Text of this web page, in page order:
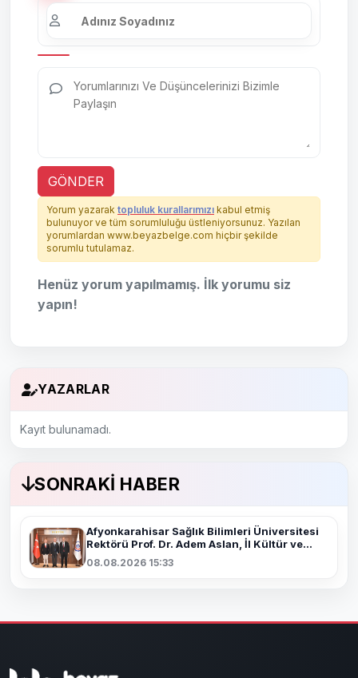
GÖNDER
Yorum yazarak topluluk kurallarımızı kabul etmiş
bulunuyor ve tüm sorumluluğu üstleniyorsunuz. Yazılan
yorumlardan www.beyazbelge.com hiçbir şekilde
sorumlu tutulamaz.
Henüz yorum yapılmamış. İlk yorumu siz
yapın!
YAZARLAR
Kayıt bulunamadı.
SONRAKI HABER
Afyonkarahisar Sağlık Bilimleri Üniversitesi
Rektörü Prof. Dr. Adem Aslan, İl Kültür ve
Turizm Müdürü Yusuf Altın'ı Kabul Etti
08.08.2026 15:33